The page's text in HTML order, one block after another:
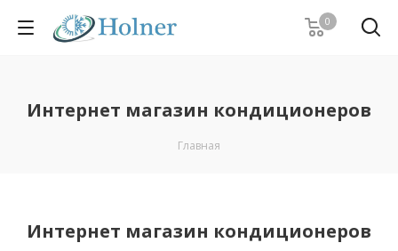
0
Интернет магазин кондиционеров
Главная
Интернет магазин кондиционеров